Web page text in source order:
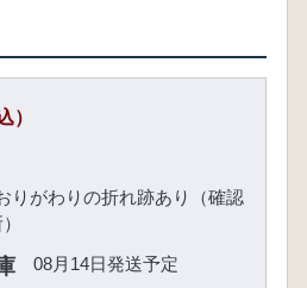
）
りがわりの折れ跡あり（確認
08月14日発送予定